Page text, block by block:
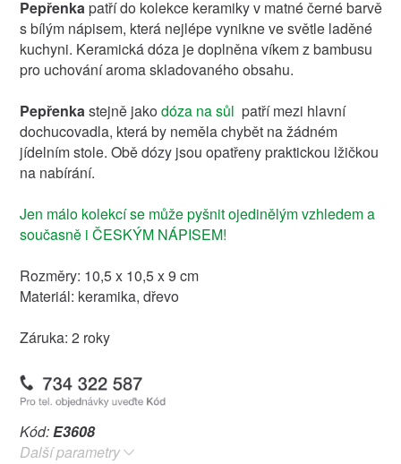
Pepřenkapatří do kolekce keramiky v matné černé barvě
s bílým nápisem, která nejlépe vynikne ve světle laděné
kuchyni. Keramická dóza je doplněna víkem z bambusu
pro uchování aroma skladovaného obsahu.
Pepřenkastejně jako dóza na sůl patří mezi hlavní
dochucovadla, která by neměla chybět na žádném
jídelním stole. Obě dózy jsou opatřeny praktickou lžičkou
na nabírání.
Jen málo kolekcí se může pyšnit ojedinělým vzhledem a
současně i ČESKÝM NÁPISEM!
Rozměry: 10,5 x 10,5 x 9 cm
Materiál: keramika, dřevo
Záruka: 2 roky
Kód:E3608
Další parametry